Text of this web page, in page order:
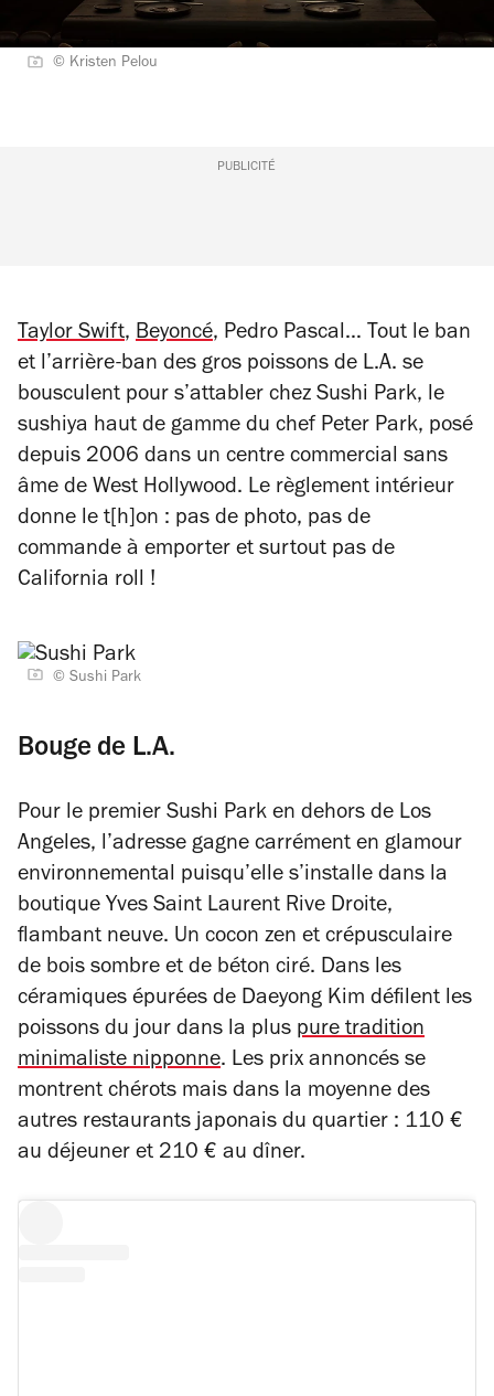
© Kristen Pelou
PUBLICITÉ
Taylor Swift, Beyoncé, Pedro Pascal… Tout le ban
et l’arrière-ban des gros poissons de L.A. se
bousculent pour s’attabler chez Sushi Park, le
sushiya haut de gamme du chef Peter Park, posé
depuis 2006 dans un centre commercial sans
âme de West Hollywood. Le règlement intérieur
donne le t[h]on : pas de photo, pas de
commande à emporter et surtout pas de
California roll !
© Sushi Park
Bouge de L.A.
Pour le premier Sushi Park en dehors de Los
Angeles, l’adresse gagne carrément en glamour
environnemental puisqu’elle s’installe dans la
boutique Yves Saint Laurent Rive Droite,
flambant neuve. Un cocon zen et crépusculaire
de bois sombre et de béton ciré. Dans les
céramiques épurées de Daeyong Kim défilent les
poissons du jour dans la plus pure tradition
minimaliste nipponne. Les prix annoncés se
montrent chérots mais dans la moyenne des
autres restaurants japonais du quartier : 110 €
au déjeuner et 210 € au dîner.